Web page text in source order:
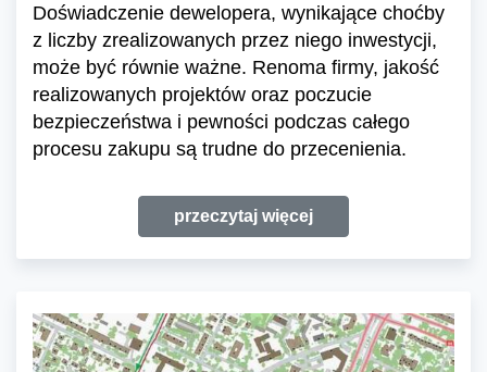
Doświadczenie dewelopera, wynikające choćby
z liczby zrealizowanych przez niego inwestycji,
może być równie ważne. Renoma firmy, jakość
realizowanych projektów oraz poczucie
bezpieczeństwa i pewności podczas całego
procesu zakupu są trudne do przecenienia.
przeczytaj więcej